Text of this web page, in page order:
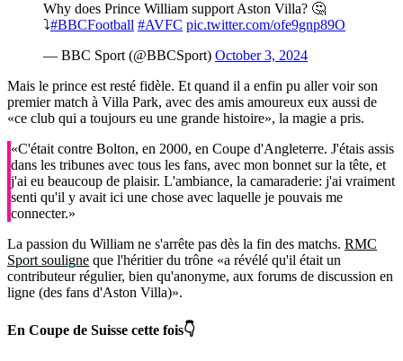
Why does Prince William support Aston Villa? 🤔
⤵️#BBCFootball #AVFC pic.twitter.com/ofe9gnp89O
— BBC Sport (@BBCSport) October 3, 2024
Mais le prince est resté fidèle. Et quand il a enfin pu aller voir son
premier match à Villa Park, avec des amis amoureux eux aussi de
«ce club qui a toujours eu une grande histoire», la magie a pris.
«C'était contre Bolton, en 2000, en Coupe d'Angleterre. J'étais assis
dans les tribunes avec tous les fans, avec mon bonnet sur la tête, et
j'ai eu beaucoup de plaisir. L'ambiance, la camaraderie: j'ai vraiment
senti qu'il y avait ici une chose avec laquelle je pouvais me
connecter.»
La passion du William ne s'arrête pas dès la fin des matchs. RMC
Sport souligne que l'héritier du trône «a révélé qu'il était un
contributeur régulier, bien qu'anonyme, aux forums de discussion en
ligne (des fans d'Aston Villa)».
En Coupe de Suisse cette fois👇